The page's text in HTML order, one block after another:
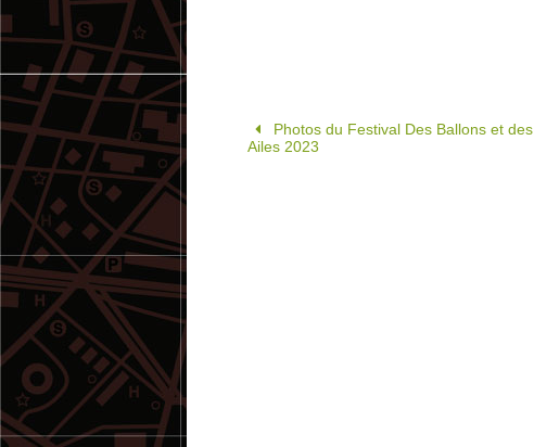
Photos du Festival Des Ballons et des
Ailes 2023